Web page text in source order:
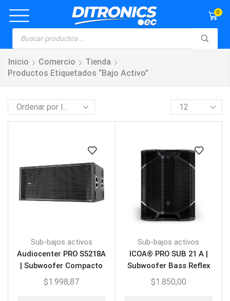
0
Inicio Comercio
Tienda
Productos Etiquetados “bajo Activo”
Sub-bajos activos
Audiocenter PRO S5218A
| Subwoofer Compacto
Activo 2X18″ DSP
$1.998,87
Sub-bajos activos
ICOA® PRO SUB 21 A |
Subwoofer Bass Reflex
21″
$1.850,00